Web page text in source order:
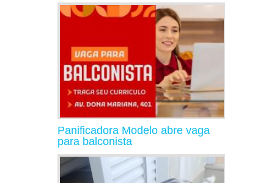
Panificadora Modelo abre vaga
para balconista